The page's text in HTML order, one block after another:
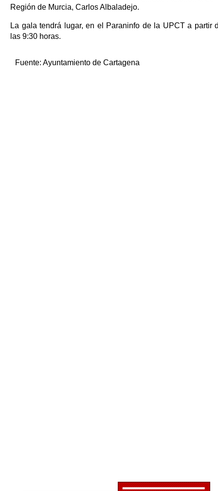
Región de Murcia, Carlos Albaladejo.
La gala tendrá lugar, en el Paraninfo de la UPCT a partir
las 9:30 horas.
Fuente: Ayuntamiento de Cartagena